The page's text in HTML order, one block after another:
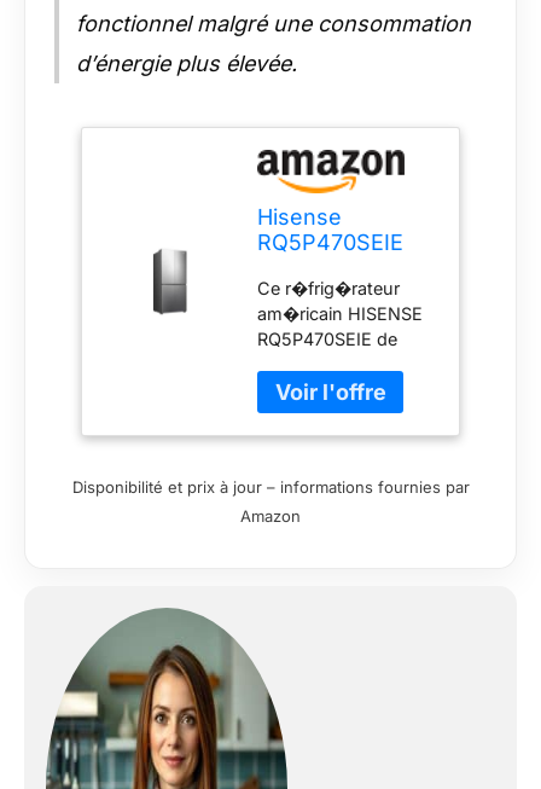
fonctionnel malgré une consommation
d’énergie plus élevée.
Hisense
RQ5P470SEIE
Pose libre 499 L
E Acier
inoxydable
Ce r�frig�rateur
am�ricain HISENSE
RQ5P470SEIE de
u...
Disponibilité et prix à jour – informations fournies par
Amazon